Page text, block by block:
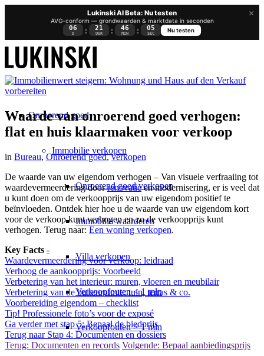
×
Lukinski AI Beta: Nu testen
AVG-conform — grondwaarden & marktdata in seconden
06
D : 21
UUR : 46
MIN : 05
SEC
Nu testen
Onroerend goed
Immobilie verkopen
Onroerend goed verkopen
Immobilie waarderen
Villa verkopen
Verkoopfouten < 1 mln
Verkoopfouten > 1 mln
Waarde van onroerend goed verhogen:
flat en huis klaarmaken voor verkoop
in Bureau, Onroerend goed,verkopen
De waarde van uw eigendom verhogen – Van visuele verfraaiing tot
waardevermeerdering doorrenovatieen modernisering, er is veel dat
u kunt doen om de verkoopprijs van uw eigendom positief te
beïnvloeden. Ontdek hier hoe u de waarde van uw eigendom kort
voor de verkoop kunt verhogen en zo de verkoopprijs kunt
verhogen. Terug naar: Een woning verkopen.
Key Facts -
Waardevermeerdering vóór verkoop: leidraad
Verhoog de aankoopprijs: Voorbeeld
Verbetering van het interieur: muren, vloeren en meubilair
Verbetering van de buitenruimte: tuin, terras & co.
Voorbereiding eigendom – checklist
Tip! Professionele foto’s voor de exposé
Ga verder met stap 5: Bepaal de biedprijs
Terug naar Stap 4: Documenten en dossiers
Terug: Documenten en records Volgende: Bepaal aanbiedingsprijs